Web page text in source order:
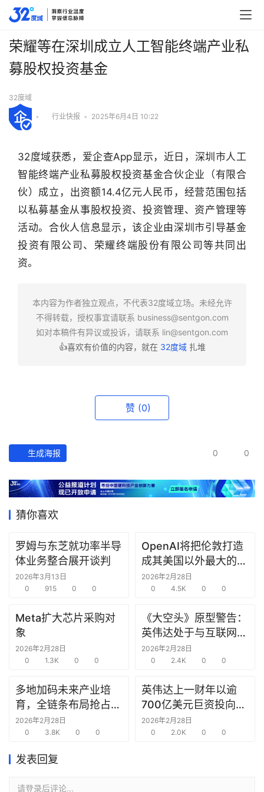
行
业
经
数
据
研
选
报
创
投
之
商
机
链
圈
荣耀等在深圳成立人工智能终端产业私
募股权投资基金
32度域
• 行业快报 • 2025年6月4日 10:22
32度域获悉，爱企查App显示，近日，深圳市人工
智能终端产业私募股权投资基金合伙企业（有限合
伙）成立，出资额14.4亿元人民币，经营范围包括
以私募基金从事股权投资、投资管理、资产管理等
活动。合伙人信息显示，该企业由深圳市引导基金
投资有限公司、荣耀终端股份有限公司等共同出
资。
本内容为作者独立观点，不代表32度域立场。未经允许
不得转载，授权事宜请联系 business@sentgon.com
如对本稿件有异议或投诉，请联系 lin@sentgon.com
👍喜欢有价值的内容，就在 32度域扎堆
赞 (0)
生成海报 0 0
猜你喜欢
罗姆与东芝就功率半导
体业务整合展开谈判
2026年3月13日
0
915 0 0
OpenAI将把伦敦打造
成其美国以外最大的研
究中心
2026年2月28日
0
4.5K 0 0
Meta扩大芯片采购对
象
2026年2月28日
0
1.3K 0 0
《大空头》原型警告：
英伟达处于与互联网泡
沫时期思科同样的“危
险境地”
2026年2月28日
0
2.4K 0 0
多地加码未来产业培
育，全链条布局抢占新
赛道先机
2026年2月28日
0
3.8K 0 0
英伟达上一财年以逾
700亿美元巨资投向合
作方，竭力巩固AI芯片
需求
2026年2月28日
0
2.0K 0 0
发表回复
请登录后评论...